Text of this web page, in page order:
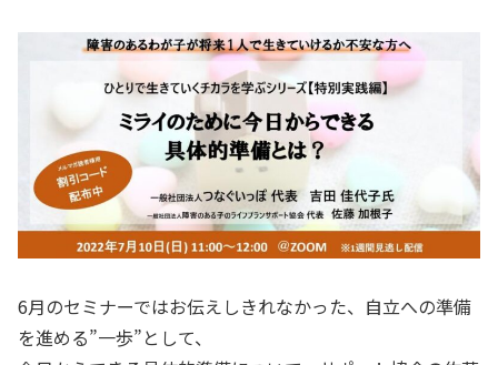
6月のセミナーではお伝えしきれなかった、自立への準備
を進める”一歩”として、